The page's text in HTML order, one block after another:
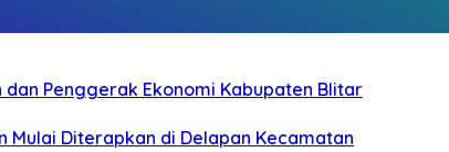
dan Penggerak Ekonomi Kabupaten Blitar
Mulai Diterapkan di Delapan Kecamatan